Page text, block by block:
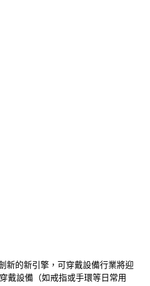
新的新引擎，可穿戴設備行業將迎
戴設備（如戒指或手環等日常用